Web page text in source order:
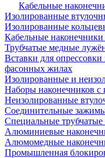
Кабельные
Изолированные
Изолированные
Кабельные
Трубчатые медные
Вставки для
фасонных жилах
Изолированные и
Наборы наконечников
Неизолированные
Соединительные
Специальные трубчатые
Алюминиевые
Алюмомедные
Промышленная